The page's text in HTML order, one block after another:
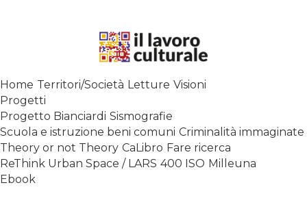
SPALANCARE LE FINESTRE DEI
CONTEMPORANEO
Home Territori/Società Letture Visioni
Progetti
Progetto Bianciardi Sismografie
Scuola e istruzione beni comuni Criminalità immaginate
Theory or not Theory CaLibro Fare ricerca
ReThink Urban Space / LARS 400 ISO Milleuna
Ebook